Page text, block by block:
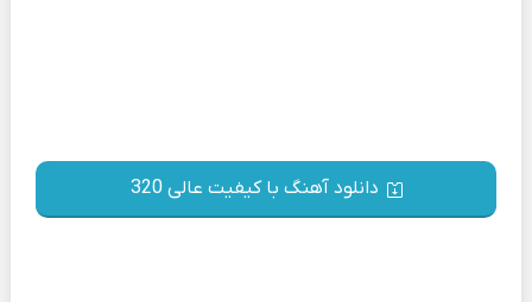
دانلود آهنگ با کیفیت عالی 320